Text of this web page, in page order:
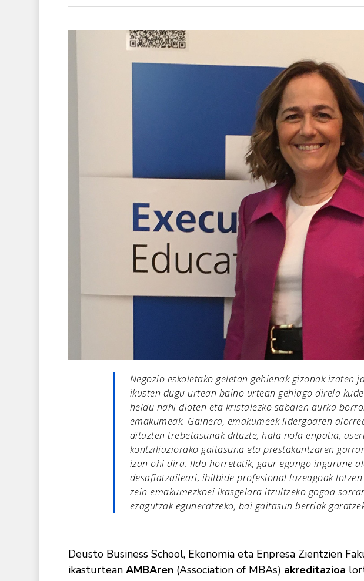
Negozio eskoletako geletan gehienak gizonak izaten
ikusten dugu urtean baino urtean gehiago direla
heldu nahi dioten eta kristalezko sabaien aurka
emakumeak. Gainera, emakumeek lidergoaren
dituzten trebetasunak dituzte, hala nola enpatia,
kontziliaziorako gaitasuna eta prestakuntzaren
izan ohi dira. Ildo horretatik, gaur egungo ingurune
desafiatzaileari, ibilbide profesional luzeagoak lotzen
zein emakumezkoei ikasgelara itzultzeko gogoa
ezagutzak eguneratzeko, bai gaitasun berriak
Deusto Business School, Ekonomia eta Enpresa Zientzien
ikasturtean AMBAren(Association of MBAs) akreditazioa